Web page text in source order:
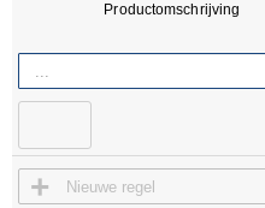
Productomschrijving
+ Nieuwe regel